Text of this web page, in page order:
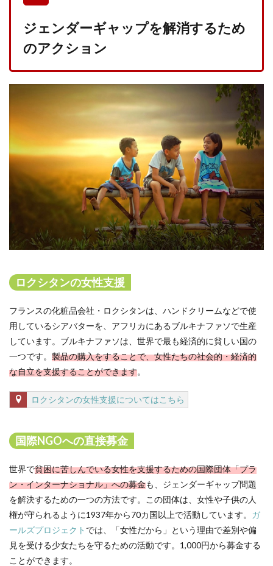
ジェンダーギャップを解消するため
のアクション
ロクシタンの女性支援
フランスの化粧品会社・ロクシタンは、ハンドクリームなどで使
用しているシアバターを、アフリカにあるブルキナファソで生産
しています。ブルキナファソは、世界で最も経済的に貧しい国の
一つです。 製品の購入をすることで、女性たちの社会的・経済的
な自立を支援することができます。
ロクシタンの女性支援についてはこちら
国際NGOへの直接募金
世界で貧困に苦しんでいる女性を支援するための国際団体「プラ
ン・インターナショナル」への募金も、ジェンダーギャップ問題
を解決するための一つの方法です。この団体は、女性や子供の人
権が守られるように1937年から70カ国以上で活動しています。 ガ
ールズプロジェクト では、「女性だから」という理由で差別や偏
見を受ける少女たちを守るための活動です。1,000円から募金する
ことができます。